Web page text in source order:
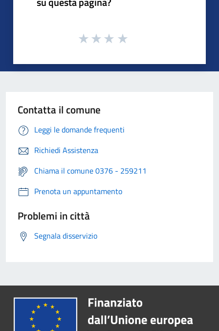
Contatta il comune
Leggi le domande frequenti
Richiedi Assistenza
Chiama il comune 0376 - 259211
Prenota un appuntamento
Problemi in città
Segnala disservizio